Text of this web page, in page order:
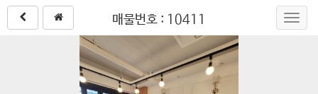
매물번호 : 10411